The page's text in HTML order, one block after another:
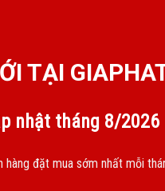
TẠI
nhật tháng 8/2026
hàng đặt mua sớm nhất mỗi